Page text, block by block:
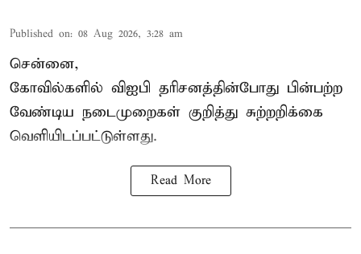
Published on: 08 Aug 2026, 3:28 am
சென்னை,
கோவில்களில் விஐபி தரிசனத்தின்போது பின்பற்ற
வேண்டிய நடைமுறைகள் குறித்து சுற்றறிக்கை
வெளியிடப்பட்டுள்ளது.
Read More